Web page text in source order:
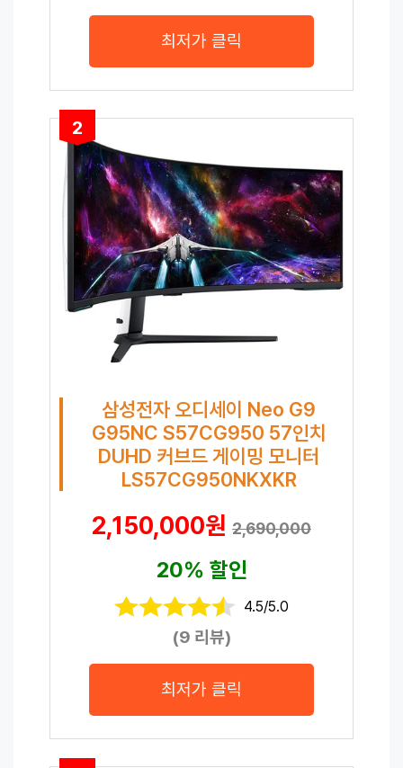
최저가 클릭
2
삼성전자 오디세이 Neo G9
G95NC S57CG950 57인치
DUHD 커브드 게이밍 모니터
LS57CG950NKXKR
2,150,000원 2,690,000
20% 할인
4.5/5.0
(9 리뷰)
최저가 클릭